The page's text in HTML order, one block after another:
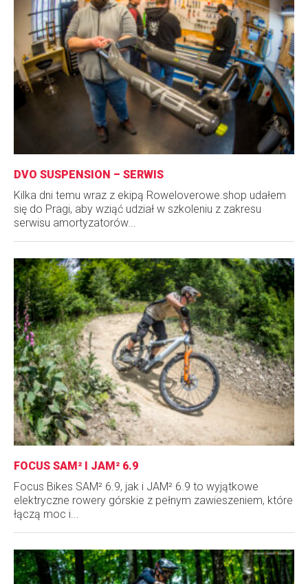
DVO SUSPENSION – SERWIS
Kilka dni temu wraz z ekipą Roweloverowe.shop udałem
się do Pragi, aby wziąć udział w szkoleniu z zakresu
serwisu amortyzatorów...
FOCUS SAM² I JAM² 6.9
Focus Bikes SAM² 6.9, jak i JAM² 6.9 to wyjątkowe
elektryczne rowery górskie z pełnym zawieszeniem, które
łączą moc i...